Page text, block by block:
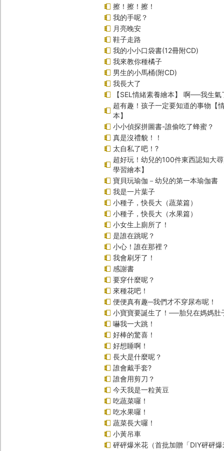
擦！擦！擦！
我的手呢？
月亮晚安
鞋子走路
我的小小口袋書(12冊附CD)
我來教你種橘子
男生的小馬桶(附CD)
我長大了
【SEL情緒素養繪本】 啊──我生
超有趣！孩子一定要知道的事物【
本】
小小偵探拼圖書-誰偷吃了蜂蜜？
真是沒禮貌！！
太自私了吧！?
超好玩！幼兒的100件東西認知大
學習繪本】
寶貝玩瑜伽－幼兒的第一本瑜伽書
我是一片葉子
小種子，快長大（蔬菜篇）
小種子，快長大（水果篇）
小女生上廁所了！
是誰在跳呢？
小心！誰在那裡？
我會刷牙了！
感謝書
要穿什麼呢？
來種花吧！
便便真有趣─我們才不穿尿布呢！
小寶寶要誕生了！──胎兒在媽媽肚
嚇我一大跳！
好棒的驚喜！
好想睡啊！
長大是什麼呢？
誰會戴手套?
誰會用剪刀？
今天我是一粒黃豆
吃蔬菜囉！
吃水果囉！
蔬菜長大囉！
小黃吊車
砰砰爆米花（首批加贈「DIY砰砰